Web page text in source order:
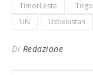
TimorLeste
Togo
UN
Uzbekistan
Di Redazione